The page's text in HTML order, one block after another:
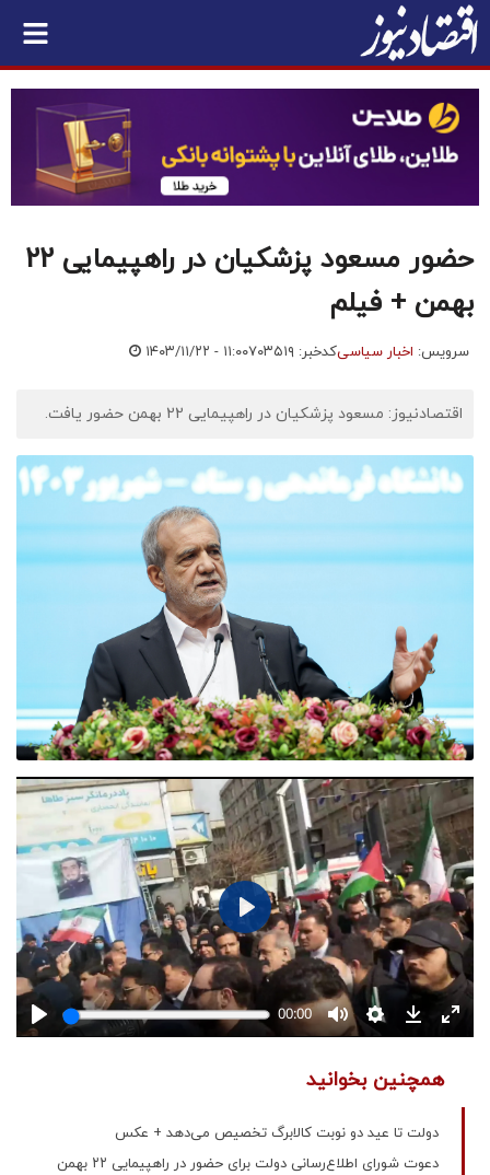
حضور مسعود پزشکیان در راهپیمایی 22
بهمن + فیلم
سرویس: اخبار سیاسیکدخبر: ۷۰۳۵۱۹ ۱۴۰۳/۱۱/۲۲ - ۱۱:۰۰
اقتصادنیوز: مسعود پزشکیان در راهپیمایی 22 بهمن حضور یافت.
همچنین بخوانید
دولت تا عید دو نوبت کالابرگ تخصیص می‌دهد + عکس
دعوت شورای اطلاع‌رسانی دولت برای حضور در راهپیمایی ۲۲ بهمن